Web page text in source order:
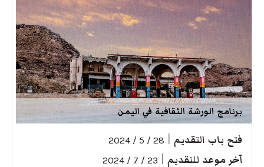
برنامج الورشة الثقافية في اليمن
فتح باب التقديم 28 / 5 / 2024
آخر موعد للتقديم 23 / 7 / 2024